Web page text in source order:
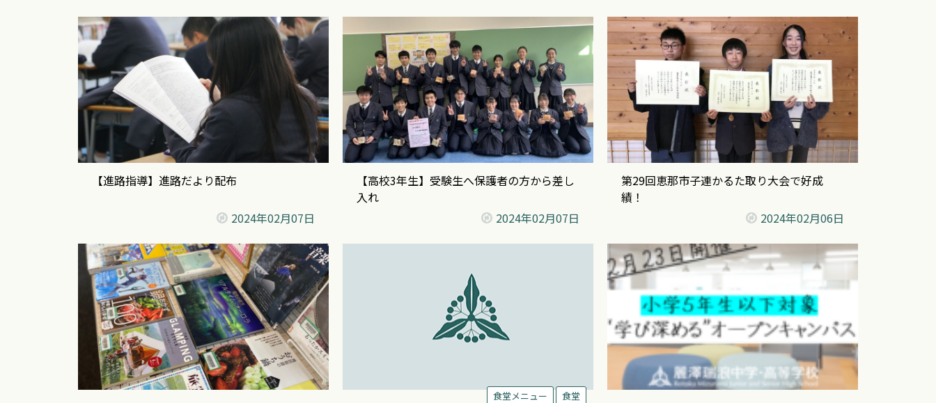
【進路指導】進路だより配布
2024年02月07日
【高校3年生】受験生へ保護者の方から差し
入れ
2024年02月07日
第29回恵那市子連かるた取り大会で好成
績！
2024年02月06日
食堂メニュー 食堂